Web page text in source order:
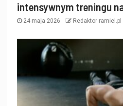
intensywnym treningu
24 maja 2026 Redaktor ramiel.pl